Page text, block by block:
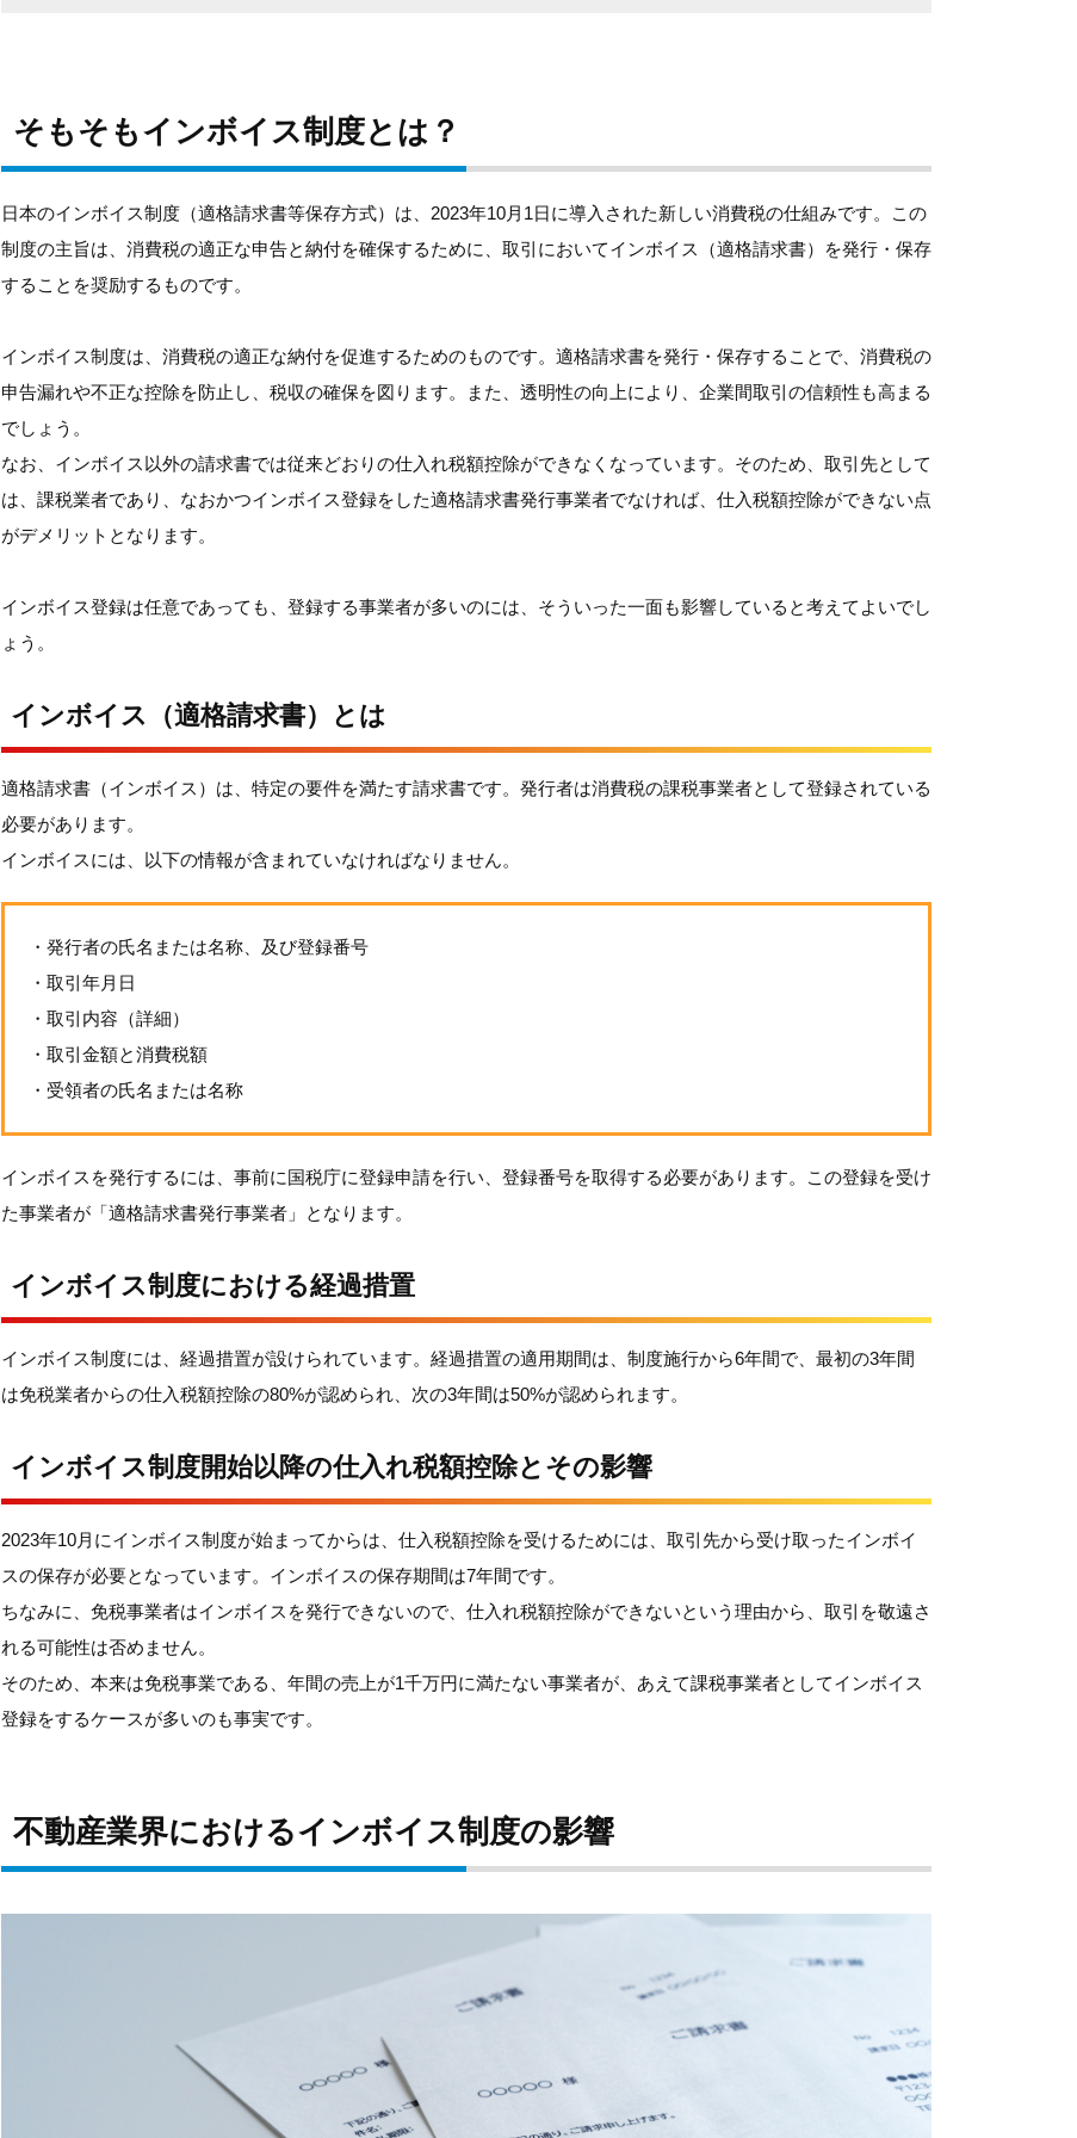
そもそもインボイス制度とは？
日本のインボイス制度（適格請求書等保存方式）は、2023年10月1日に導入された新しい消費税の仕組みです。この
制度の主旨は、消費税の適正な申告と納付を確保するために、取引においてインボイス（適格請求書）を発行・保存
することを奨励するものです。
インボイス制度は、消費税の適正な納付を促進するためのものです。適格請求書を発行・保存することで、消費税の
申告漏れや不正な控除を防止し、税収の確保を図ります。また、透明性の向上により、企業間取引の信頼性も高まる
でしょう。
なお、インボイス以外の請求書では従来どおりの仕入れ税額控除ができなくなっています。そのため、取引先として
は、課税業者であり、なおかつインボイス登録をした適格請求書発行事業者でなければ、仕入税額控除ができない点
がデメリットとなります。
インボイス登録は任意であっても、登録する事業者が多いのには、そういった一面も影響していると考えてよいでし
ょう。
インボイス（適格請求書）とは
適格請求書（インボイス）は、特定の要件を満たす請求書です。発行者は消費税の課税事業者として登録されている
必要があります。
インボイスには、以下の情報が含まれていなければなりません。
・発行者の氏名または名称、及び登録番号
・取引年月日
・取引内容（詳細）
・取引金額と消費税額
・受領者の氏名または名称
インボイスを発行するには、事前に国税庁に登録申請を行い、登録番号を取得する必要があります。この登録を受け
た事業者が「適格請求書発行事業者」となります。
インボイス制度における経過措置
インボイス制度には、経過措置が設けられています。経過措置の適用期間は、制度施行から6年間で、最初の3年間
は免税業者からの仕入税額控除の80%が認められ、次の3年間は50%が認められます。
インボイス制度開始以降の仕入れ税額控除とその影響
2023年10月にインボイス制度が始まってからは、仕入税額控除を受けるためには、取引先から受け取ったインボイ
スの保存が必要となっています。インボイスの保存期間は7年間です。
ちなみに、免税事業者はインボイスを発行できないので、仕入れ税額控除ができないという理由から、取引を敬遠さ
れる可能性は否めません。
そのため、本来は免税事業である、年間の売上が1千万円に満たない事業者が、あえて課税事業者としてインボイス
登録をするケースが多いのも事実です。
不動産業界におけるインボイス制度の影響